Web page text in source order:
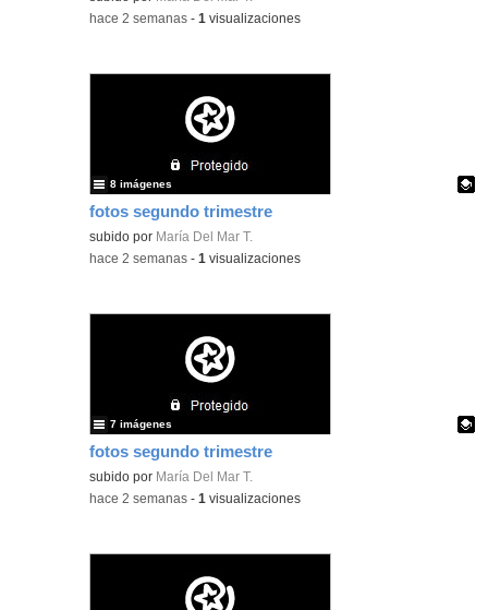
-hace 2 semanas -1 visualizaciones
fotos segundo trimestre
Contenido educativo.
subido por María Del Mar T.
8 imágenes
-hace 2 semanas -1 visualizaciones
fotos segundo trimestre
Contenido educativo.
subido por María Del Mar T.
7 imágenes
-hace 2 semanas -1 visualizaciones